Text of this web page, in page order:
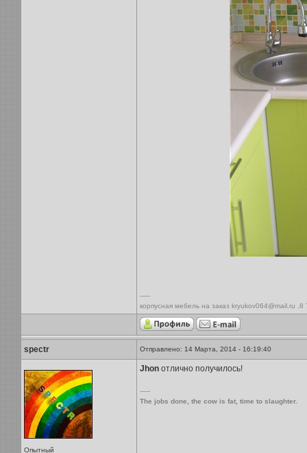
-----
корпусная мебель на заказ kryukov064@mail.ru
spectr Отправлено: 14 Марта, 2014 - 16:19:40
Опытный
Jhonотлично получилось!
-----
The jobs done, the cow is fat, time to slaughter.